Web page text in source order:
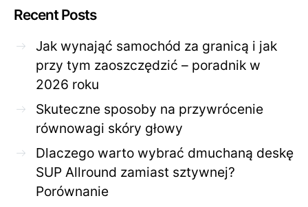
Recent Posts
Jak wynająć samochód za granicą i jak
przy tym zaoszczędzić – poradnik w
2026 roku
Skuteczne sposoby na przywrócenie
równowagi skóry głowy
Dlaczego warto wybrać dmuchaną deskę
SUP Allround zamiast sztywnej?
Porównanie